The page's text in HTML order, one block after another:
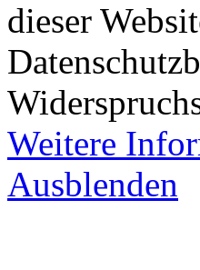
dieser
Weitere
Ausblenden